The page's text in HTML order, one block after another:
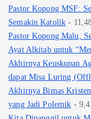
Pastor Kopong MSF:
Semakin Katolik -
Pastor Kopong Malu,
Ayat Alkitab untuk
Akhirnya Keuskupan
dapat Misa Luring
Akhirnya Bimas
yang Jadi Polemik -